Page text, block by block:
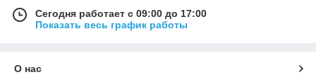
Сегодня работает с 09:00 до 17:00
Показать весь график работы
О нас